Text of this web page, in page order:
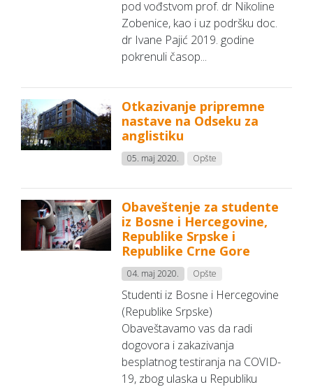
pod vođstvom prof. dr Nikoline
Zobenice, kao i uz podršku doc.
dr Ivane Pajić 2019. godine
pokrenuli časop...
Otkazivanje pripremne
nastave na Odseku za
anglistiku
05. maj 2020. Opšte
Obaveštenje za studente
iz Bosne i Hercegovine,
Republike Srpske i
Republike Crne Gore
04. maj 2020. Opšte
Studenti iz Bosne i Hercegovine
(Republike Srpske)
Obaveštavamo vas da radi
dogovora i zakazivanja
besplatnog testiranja na COVID-
19, zbog ulaska u Republiku